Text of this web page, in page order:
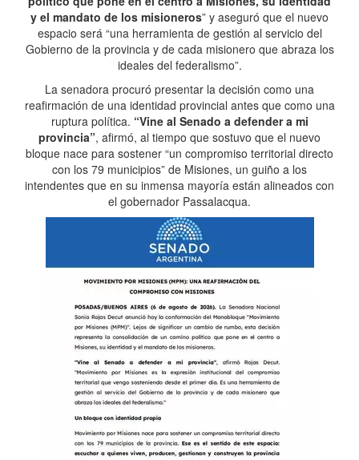
y el mandato de los misioneros” y aseguró que el nuevo
espacio será “una herramienta de gestión al servicio del
Gobierno de la provincia y de cada misionero que abraza los
ideales del federalismo”.
La senadora procuró presentar la decisión como una
reafirmación de una identidad provincial antes que como una
ruptura política. “Vine al Senado a defender a mi
provincia”, afirmó, al tiempo que sostuvo que el nuevo
bloque nace para sostener “un compromiso territorial directo
con los 79 municipios” de Misiones, un guiño a los
intendentes que en su inmensa mayoría están alineados con
el gobernador Passalacqua.